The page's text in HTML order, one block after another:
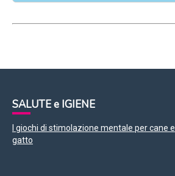
SALUTE e IGIENE
I giochi di stimolazione mentale per cane e
gatto